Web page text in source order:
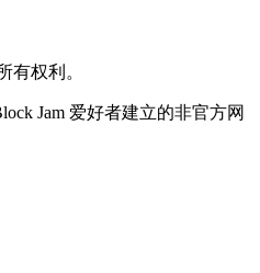
有权利。
Jam 爱好者建立的非官方网